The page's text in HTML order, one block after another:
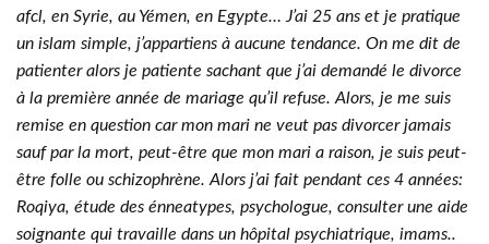
afcl, en Syrie, au Yémen, en Egypte… J’ai 25 ans et je pratique
un islam simple, j’appartiens à aucune tendance. On me dit de
patienter alors je patiente sachant que j’ai demandé le divorce
à la première année de mariage qu’il refuse. Alors, je me suis
remise en question car mon mari ne veut pas divorcer jamais
sauf par la mort, peut-être que mon mari a raison, je suis peut-
être folle ou schizophrène. Alors j’ai fait pendant ces 4 années:
Roqiya, étude des énneatypes, psychologue, consulter une aide
soignante qui travaille dans un hôpital psychiatrique, imams..